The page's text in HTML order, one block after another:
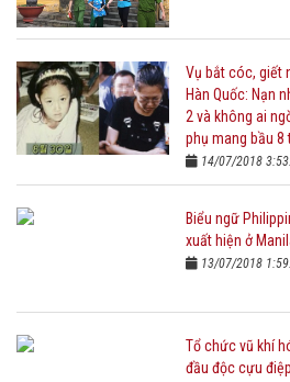
Vụ bắt cóc, giết
Hàn Quốc: Nạn
2 và không ai
phụ mang bầu 8
14/07/2018
Biểu ngữ
xuất hiện ở
13/07/2018
Tổ chức vũ khí
đầu độc cựu